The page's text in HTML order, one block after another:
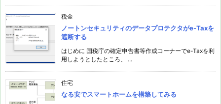
税金
ノートンセキュリティのデータプロテクタがe-Taxを
遮断する
はじめに 国税庁の確定申告書等作成コーナーでe-Taxを利
用しようとしたところ、 ...
住宅
なる安でスマートホームを構築してみる